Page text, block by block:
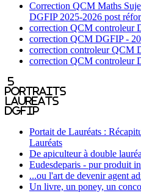
Correction QCM Maths
DGFIP 2025-2026 post
correction QCM controleur
correction QCM DGFIP -
correction controleur QCM
correction QCM controleur
5
portraits
laureats
DGFIP
Portait de Lauréats :
Lauréats
De apiculteur à double
Eudesdeparis - pur produit
...ou l'art de devenir agent
Un livre, un poney, un